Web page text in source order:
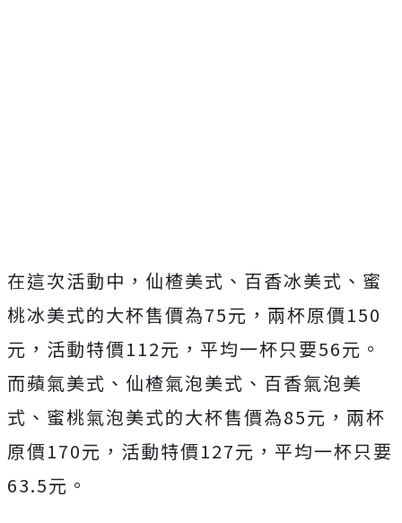
在這次活動中，仙楂美式、百香冰美式、蜜
桃冰美式的大杯售價為75元，兩杯原價150
元，活動特價112元，平均一杯只要56元。
而蘋氣美式、仙楂氣泡美式、百香氣泡美
式、蜜桃氣泡美式的大杯售價為85元，兩杯
原價170元，活動特價127元，平均一杯只要
63.5元。